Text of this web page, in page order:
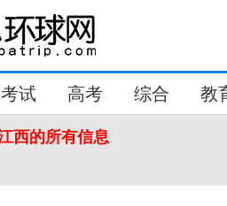
考试 高考 综合 教
西的所有信息